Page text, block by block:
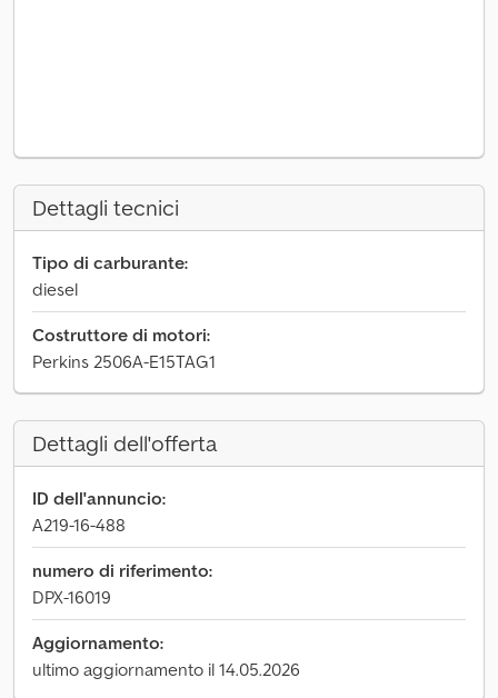
Dettagli tecnici
Tipo di carburante:
diesel
Costruttore di motori:
Perkins 2506A-E15TAG1
Dettagli dell'offerta
ID dell'annuncio:
A219-16-488
numero di riferimento:
DPX-16019
Aggiornamento:
ultimo aggiornamento il 14.05.2026